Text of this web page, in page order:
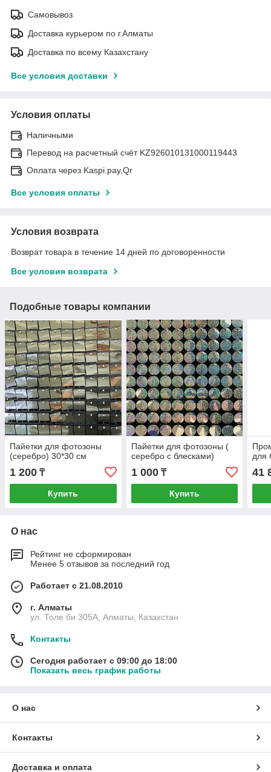
Самовывоз
Доставка курьером по г.Алматы
Доставка по всему Казахстану
Все условия доставки
Условия оплаты
Наличными
Перевод на расчетный счёт KZ926010131000119443
Оплата через Kaspi.pay,Qr
Все условия оплаты
Условия возврата
Возврат товара в течение 14 дней по договоренности
Все условия возврата
Подобные товары компании
Пайетки для фотозоны
(серебро) 30*30 см
1 200 ₸
Купить
Пайетки для фотозоны (
серебро с блесками)
1 000₸
Купить
для
41
О нас
Рейтинг не сформирован
Менее 5 отзывов за последний год
Работает с 21.08.2010
г. Алматы
ул. Толе би 305А, Алматы, Казахстан
Контакты
Сегодня работает с 09:00 до 18:00
Показать весь график работы
О нас
Контакты
Доставка и оплата